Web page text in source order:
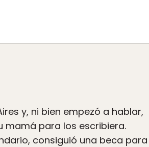
y, ni bien empezó a hablar,
mamá para los escribiera.
consiguió una beca para